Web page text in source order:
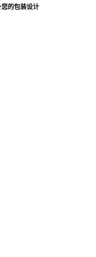
的包装设计